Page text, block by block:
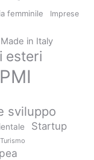
femminile Imprese
Made in Italy
esteri
PMI
sviluppo
Startup
Turismo